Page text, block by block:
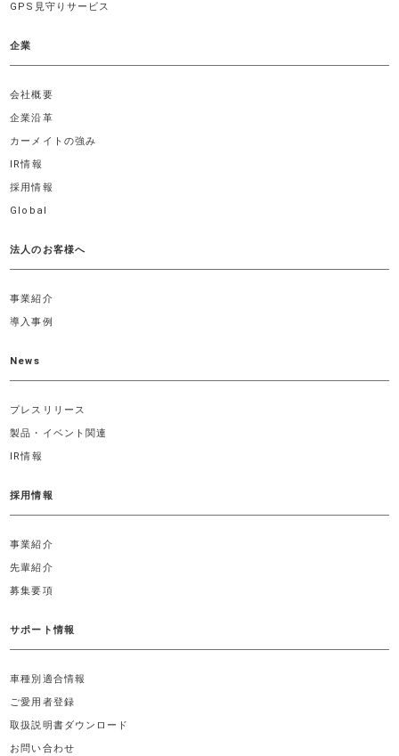
GPS見守りサービス
企業
会社概要
企業沿革
カーメイトの強み
IR情報
採用情報
Global
法人のお客様へ
事業紹介
導入事例
News
プレスリリース
製品・イベント関連
IR情報
採用情報
事業紹介
先輩紹介
募集要項
サポート情報
車種別適合情報
ご愛用者登録
取扱説明書ダウンロード
お問い合わせ